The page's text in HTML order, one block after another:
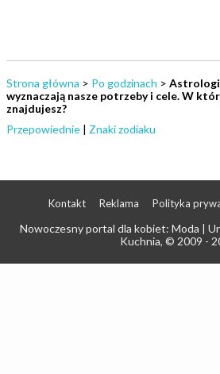
Strona główna > Po godzinach >
wyznaczają nasze potrzeby i cele. W
znajdujesz?
Przepowiednie | Znaki zodiaku
Kontakt Reklama Polityka
Nowoczesny portal dla kobiet: Moda |
Kuchnia, © 2009 -